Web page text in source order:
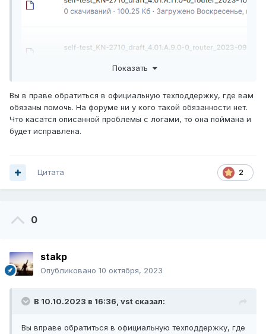
Показать
Вы в праве обратиться в официальную техподдержку, где вам
обязаны помочь. На форуме ни у кого такой обязанности нет.
Что касатся описанной проблемы с логами, то она поймана и
будет исправлена.
2
Цитата
0
stakp
Опубликовано 10 октября, 2023
В 10.10.2023 в 16:36, vst сказал:
Вы вправе обратиться в официальную техподдержку, где